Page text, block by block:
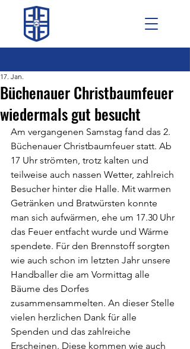
Büchenauer Christbaumfeuer
wiedermals gut besucht
17. Jan.
Am vergangenen Samstag fand das 2.
Büchenauer Christbaumfeuer statt. Ab
17 Uhr strömten, trotz kalten und
teilweise auch nassen Wetter, zahlreich
Besucher hinter die Halle. Mit warmen
Getränken und Bratwürsten konnte
man sich aufwärmen, ehe um 17.30 Uhr
das Feuer entfacht wurde und Wärme
spendete. Für den Brennstoff sorgten
wie auch schon im letzten Jahr unsere
Handballer die am Vormittag alle
Bäume des Dorfes
zusammensammelten. An dieser Stelle
vielen herzlichen Dank für alle
Spenden und das zahlreiche
Erscheinen. Diese kommen wie auch